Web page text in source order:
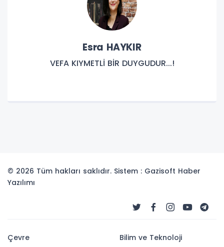
Esra HAYKIR
VEFA KIYMETLİ BİR DUYGUDUR...!
© 2026 Tüm hakları saklıdır. Sistem : Gazisoft Haber
Yazılımı
Çevre
Bilim ve Teknoloji